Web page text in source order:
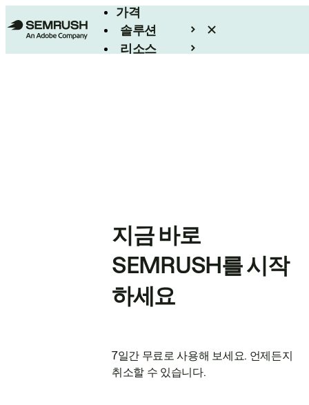
가격
솔루션
리소스
지금 바로
SEMRUSH를 시작
하세요
7일간 무료로 사용해 보세요. 언제든지
취소할 수 있습니다.